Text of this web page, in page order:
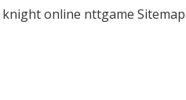
knight online nttgame Sitemap